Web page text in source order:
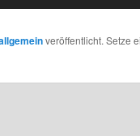
veröffentlicht. Setze